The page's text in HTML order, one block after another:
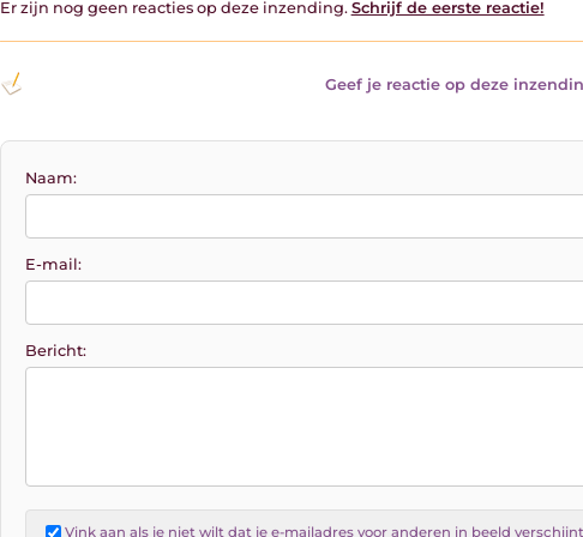
Er zijn nog geen reacties op deze inzending. Schrijf de eerste reactie!
Geef je reactie op deze
Naam:
E-mail:
Bericht:
Vink aan als je nietwilt dat je e-mailadres voor anderen in beeld verschijnt